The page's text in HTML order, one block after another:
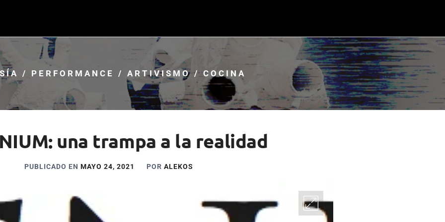
/ PERFORMANCE / ARTIVISMO / COCINA
una trampa a la realidad
PUBLICADO EN MAYO 24, 2021 POR ALEKOS